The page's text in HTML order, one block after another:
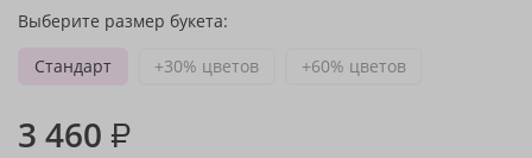
Выберите размер букета:
Стандарт
+30% цветов +60% цветов
3 460 ₽